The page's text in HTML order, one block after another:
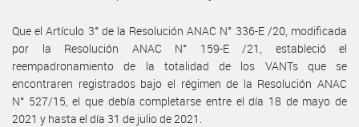
Que el Artículo 3° de la Resolución ANAC N° 336-E /20, modificada
por la Resolución ANAC N° 159-E /21, estableció el
reempadronamiento de la totalidad de los VANTs que se
encontraren registrados bajo el régimen de la Resolución ANAC
N° 527/15, el que debía completarse entre el día 18 de mayo de
2021 y hasta el día 31 de julio de 2021.